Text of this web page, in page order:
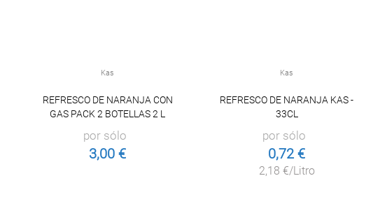
Kas
REFRESCO DE NARANJA CON
GAS PACK 2 BOTELLAS 2 L
por sólo
3,00 €
Kas
REFRESCO DE NARANJA KAS -
33CL
por sólo
0,72 €
2,18 €/Litro